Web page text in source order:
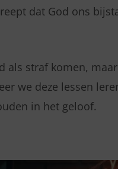
dat God ons
als straf komen,
we deze lessen
in het geloof.